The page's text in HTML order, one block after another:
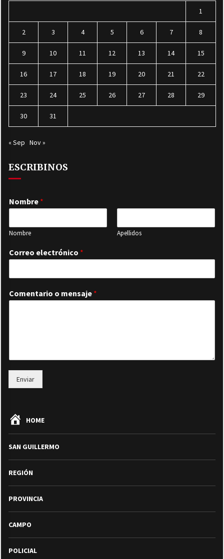
1
2 3 4 5 6 7 8
9 10 11 12 13 14 15
16 17 18 19 20 21 22
23 24 25 26 27 28 29
30 31
« Sep Nov »
ESCRIBINOS
Nombre *
Nombre Apellidos
Correo electrónico *
Comentario o mensaje *
Enviar
HOME
SAN GUILLERMO
REGIÓN
PROVINCIA
CAMPO
POLICIAL